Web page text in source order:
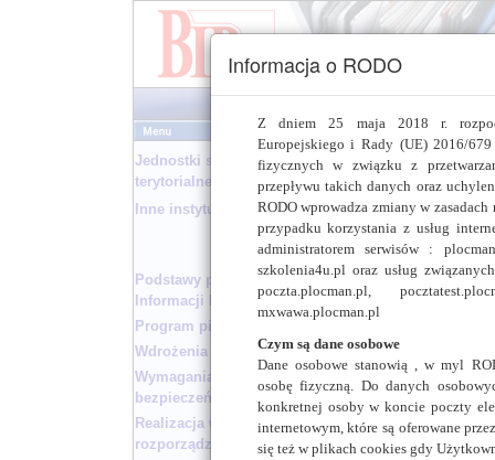
Jednostki samorządu
terytorialnego
Inne instytucje
Podstawy prawne Biuletynu
Informacji Publicznej
Program pilotażowy
Wdrożenia wzorcowe
Wymagania w zakresie
bezpieczeństwa serwisu BIP
Realizacja wymogów
rozporządzenia
Starostwo
zobacz »
Administrator
[wymagane hasło
zarządzaj »
Informacja o RODO
Z dniem 25 maja 2018 r.
Europejskiego i Rady (UE) 2016/
fizycznych w związku z
przepływu takich danych oraz
RODO wprowadza zmiany w
przypadku korzystania z usług
administratorem serwisów :
szkolenia4u.pl oraz usług
poczta.plocman.pl,
mxwawa.plocman.pl
Czym są dane osobowe
Dane osobowe stanowią , w myl
osobę fizyczną. Do danych
konkretnej osoby w koncie poczty
internetowym, które są oferowane
się też w plikach cookies gdy